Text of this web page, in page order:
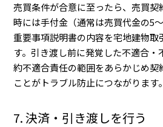
売買条件が合意に至ったら、売買契
時には手付金（通常は売買代金の5
重要事項説明書の内容を宅地建物取
す。引き渡し前に発覚した不適合
約不適合責任の範囲をあらかじめ契
ことがトラブル防止につながります。
7. 決済・引き渡しを行う